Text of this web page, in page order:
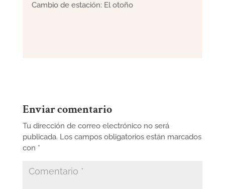
Cambio de estación: El otoño
Enviar comentario
Tu dirección de correo electrónico no será
publicada. Los campos obligatorios están marcados
con *